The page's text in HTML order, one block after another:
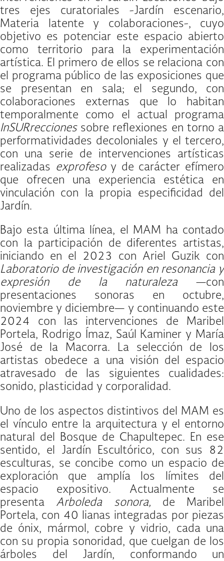
tres ejes curatoriales -Jardín escenario,
Materia latente y colaboraciones-, cuyo
objetivo es potenciar este espacio abierto
como territorio para la experimentación
artística. El primero de ellos se relaciona con
el programa público de las exposiciones que
se presentan en sala; el segundo, con
colaboraciones externas que lo habitan
temporalmente como el actual programa
InSURreccionessobre reflexiones en torno a
performatividades decoloniales y el tercero,
con una serie de intervenciones artísticas
realizadas exprofesoy de carácter efímero
que ofrecen una experiencia estética en
vinculación con la propia especificidad del
Jardín.
Bajo esta última línea, el MAM ha contado
con la participación de diferentes artistas,
iniciando en el 2023 con Ariel Guzik con
Laboratorio de investigación en resonancia y
expresión de la naturaleza —con
presentaciones sonoras en octubre,
noviembre y diciembre— y continuando este
2024 con las intervenciones de Maribel
Portela, Rodrigo Ímaz, Saúl Kaminer y María
José de la Macorra. La selección de los
artistas obedece a una visión del espacio
atravesado de las siguientes cualidades:
sonido, plasticidad y corporalidad.
Uno de los aspectos distintivos del MAM es
el vínculo entre la arquitectura y el entorno
natural del Bosque de Chapultepec. En ese
sentido, el Jardín Escultórico, con sus 82
esculturas, se concibe como un espacio de
exploración que amplía los límites del
espacio expositivo. Actualmente se
presenta Arboleda sonora, de Maribel
Portela, con 40 lianas integradas por piezas
de ónix, mármol, cobre y vidrio, cada una
con su propia sonoridad, que cuelgan de los
árboles del Jardín, conformando un